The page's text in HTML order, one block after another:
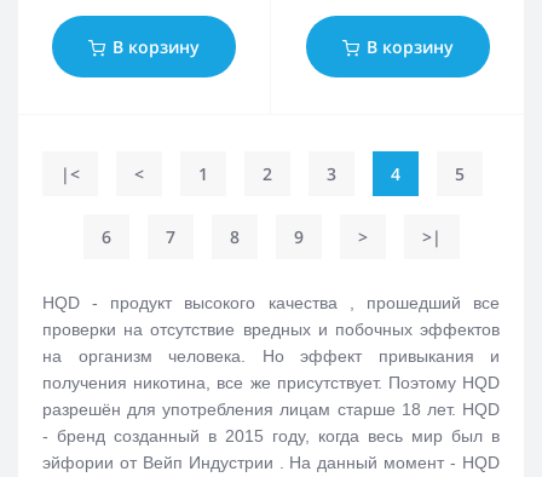
В корзину В корзину
|< < 1 2 3 4 5
6 7 8 9 > >|
HQD - продукт высокого качества , прошедший все
проверки на отсутствие вредных и побочных эффектов
на организм человека. Но эффект привыкания и
получения никотина, все же присутствует. Поэтому HQD
разрешён для употребления лицам старше 18 лет. HQD
- бренд созданный в 2015 году, когда весь мир был в
эйфории от Вейп Индустрии . На данный момент - HQD